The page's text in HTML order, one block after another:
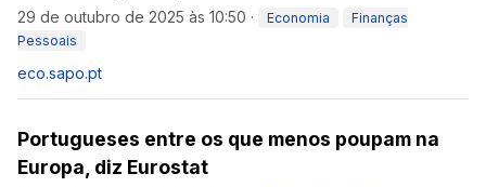
29 de outubro de 2025 às 10:50 · Economia
Finanças
Pessoais
eco.sapo.pt
Portugueses entre os que menos poupam na
Europa, diz Eurostat